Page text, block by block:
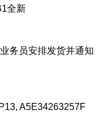
全新
务员安排发货并通知
A5E34263257F